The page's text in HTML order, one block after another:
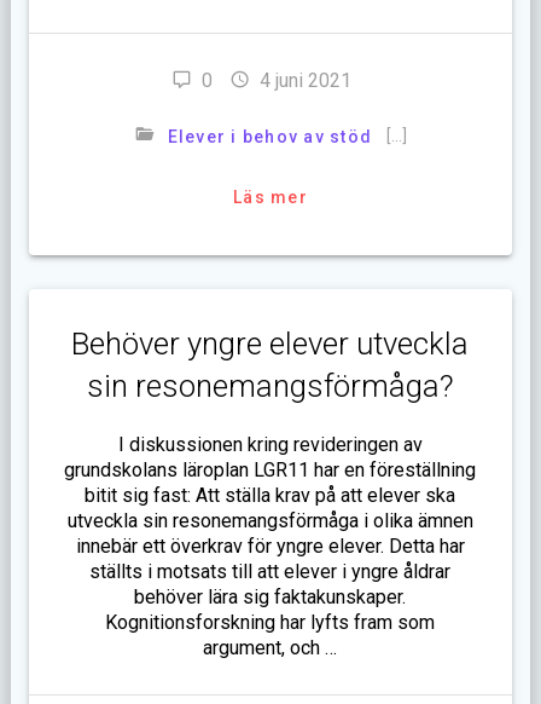
0 4 juni 2021
Elever i behov av stöd
Läs mer
Behöver yngre elever utveckla
sin resonemangsförmåga?
I diskussionen kring revideringen av
grundskolans läroplan LGR11 har en föreställning
bitit sig fast: Att ställa krav på att elever ska
utveckla sin resonemangsförmåga i olika ämnen
innebär ett överkrav för yngre elever. Detta har
ställts i motsats till att elever i yngre åldrar
behöver lära sig faktakunskaper.
Kognitionsforskning har lyfts fram som
argument, och …